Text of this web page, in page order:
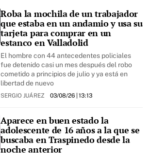
Roba la mochila de un trabajador
que estaba en un andamio y usa su
tarjeta para comprar en un
estanco en Valladolid
El hombre con 44 antecedentes policiales
fue detenido casi un mes después del robo
cometido a principios de julio y ya está en
libertad de nuevo
SERGIO JUÁREZ 03/08/26| 13:13
Aparece en buen estado la
adolescente de 16 años a la que se
buscaba en Traspinedo desde la
noche anterior